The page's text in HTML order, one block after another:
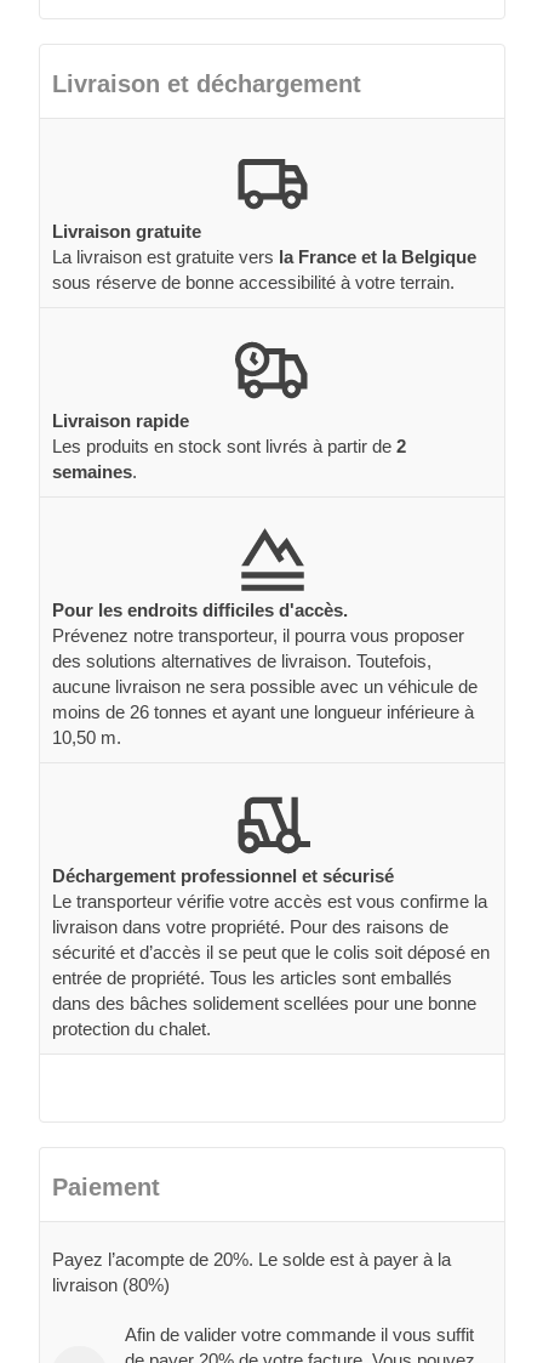
Livraison et déchargement
Livraison gratuite
La livraison est gratuite vers la France et la Belgique
sous réserve de bonne accessibilité à votre terrain.
Livraison rapide
Les produits en stock sont livrés à partir de 2
semaines.
Pour les endroits difficiles d'accès.
Prévenez notre transporteur, il pourra vous proposer
des solutions alternatives de livraison. Toutefois,
aucune livraison ne sera possible avec un véhicule de
moins de 26 tonnes et ayant une longueur inférieure à
10,50 m.
Déchargement professionnel et sécurisé
Le transporteur vérifie votre accès est vous confirme la
livraison dans votre propriété. Pour des raisons de
sécurité et d’accès il se peut que le colis soit déposé en
entrée de propriété. Tous les articles sont emballés
dans des bâches solidement scellées pour une bonne
protection du chalet.
Paiement
Payez l’acompte de 20%. Le solde est à payer à la
livraison (80%)
Afin de valider votre commande il vous suffit